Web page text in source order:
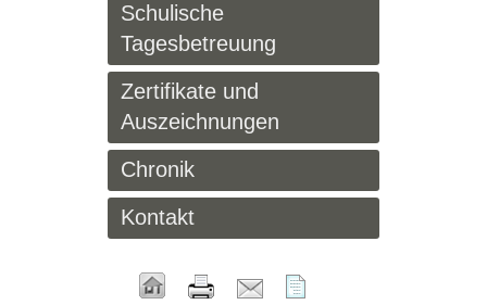
Schulische
Tagesbetreuung
Zertifikate und
Auszeichnungen
Chronik
Kontakt